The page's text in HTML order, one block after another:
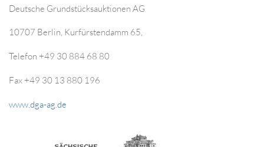
Deutsche Grundstücksauktionen AG
10707 Berlin, Kurfürstendamm 65,
Telefon +49 30 884 68 80
Fax +49 30 13 880 196
www.dga-ag.de